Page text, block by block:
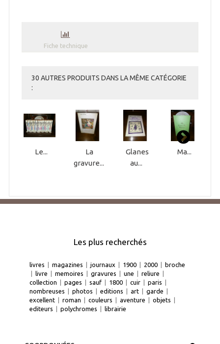
Fiche technique
30 AUTRES PRODUITS DANS LA MÊME CATÉGORIE
:
Le...
La
gravure...
Glanes
au...
Ma...
Les plus recherchés
livres | magazines | journaux | 1900 | 2000 | broche
| livre | memoires | gravures | une | reliure |
collection | pages | sauf | 1800 | cuir | paris |
nombreuses | photos | editions | art | garde |
excellent | roman | couleurs | aventure | objets |
editeurs | polychromes | librairie